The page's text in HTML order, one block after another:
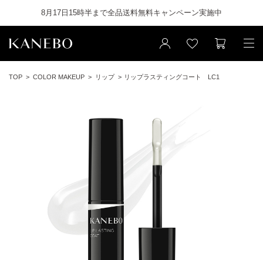
8月17日15時半まで全品送料無料キャンペーン実施中
TOP COLOR MAKEUP リップ リップラスティングコート LC1